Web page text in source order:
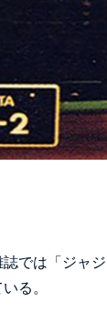
では「ジャ
る。